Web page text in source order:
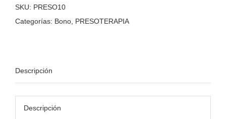
cantidad
SKU: PRESO10
Categorías: Bono, PRESOTERAPIA
Descripción
Descripción